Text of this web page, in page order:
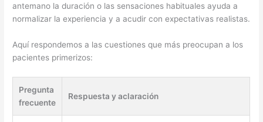
antemano la duración o las sensaciones habituales ayuda a
normalizar la experiencia y a acudir con expectativas realistas.
Aquí respondemos a las cuestiones que más preocupan a los
pacientes primerizos:
Pregunta
frecuente
Respuesta y aclaración